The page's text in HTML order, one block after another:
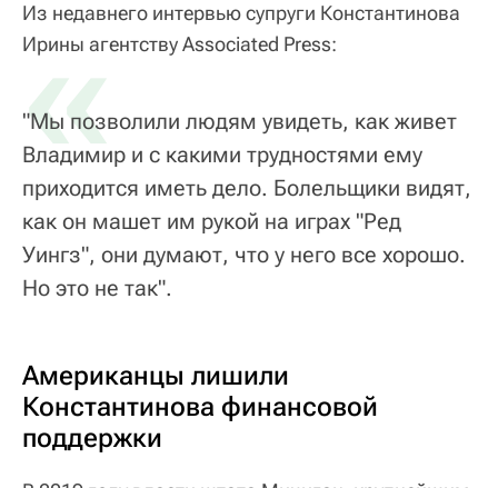
Из недавнего интервью супруги Константинова
Ирины агентству Associated Press:
«
"Мы позволили людям увидеть, как живет
Владимир и с какими трудностями ему
приходится иметь дело. Болельщики видят,
как он машет им рукой на играх "Ред
Уингз", они думают, что у него все хорошо.
Но это не так".
Американцы лишили
Константинова финансовой
поддержки